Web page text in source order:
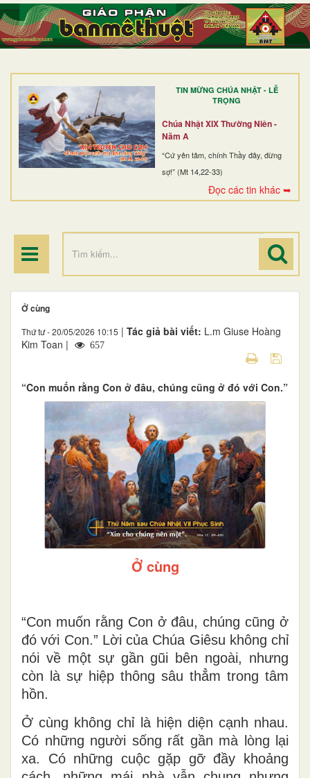
TIN MỪNG CHÚA NHẬT - LỄ
TRỌNG
Chúa Nhật XIX Thường Niên -
Năm A
“Cứ yên tâm, chính Thầy đây, đừng
sợ!” (Mt 14,22-33)
Đọc các tin khác ➥
TRANG NHẤT
GIỚI THIỆU
DÒNG TU
BAN MỤC VỤ
ĐOÀN THỂ CG
ĐIỂM HÀNH HƯƠNG
Ở cùng
Thứ tư - 20/05/2026 10:15 | Tác giả bài viết: L.m Giuse Hoàng
Kim Toan |
657
“Con muốn rằng Con ở đâu, chúng cũng ở đó với Con.”
Ở cùng
“Con muốn rằng Con ở đâu, chúng cũng ở
đó với Con.” Lời của Chúa Giêsu không chỉ
nói về một sự gần gũi bên ngoài, nhưng
còn là sự hiệp thông sâu thẳm trong tâm
hồn.
Ở cùng không chỉ là hiện diện cạnh nhau.
Có những người sống rất gần mà lòng lại
xa. Có những cuộc gặp gỡ đầy khoảng